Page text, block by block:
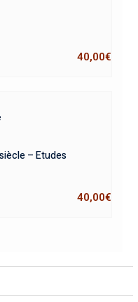
40,00€
– Etudes
40,00€